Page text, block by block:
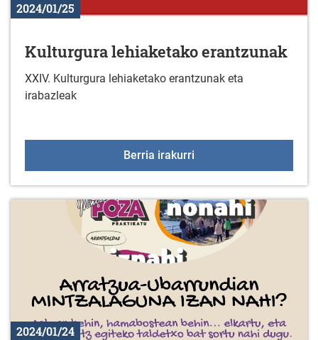
2024/01/25
Kulturgura lehiaketako erantzunak
XXIV. Kulturgura lehiaketako erantzunak eta
irabazleak
Berria irakurri
2024/01/24